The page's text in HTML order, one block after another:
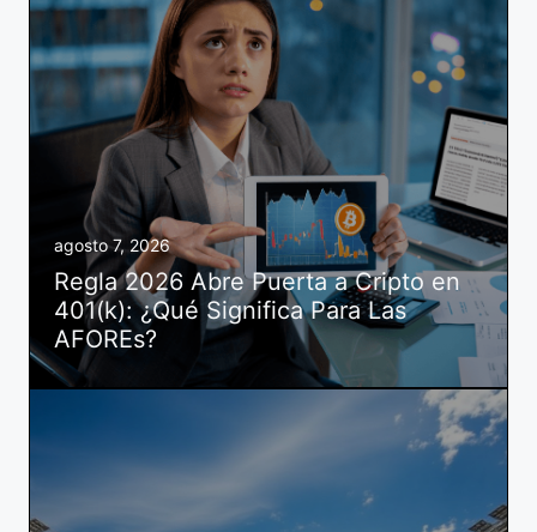
agosto 7, 2026
Regla 2026 Abre Puerta a Cripto en
401(k): ¿Qué Significa Para Las
AFOREs?